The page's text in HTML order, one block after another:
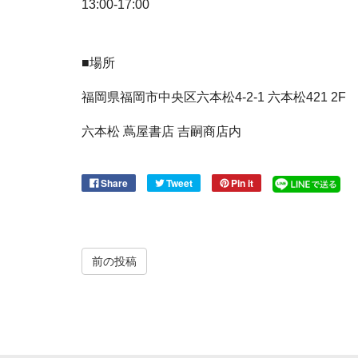
13:00-17:00
■場所
福岡県福岡市中央区六本松4-2-1 六本松421 2F
六本松 蔦屋書店 吉嗣商店内
Share Tweet Pin it
前の投稿